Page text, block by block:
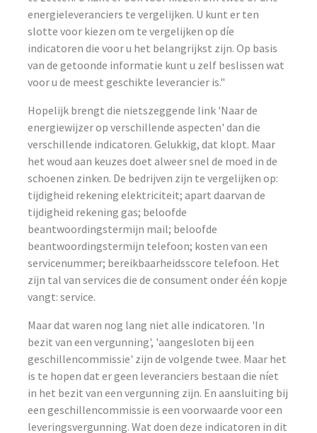
energieleveranciers te vergelijken. U kunt er ten
slotte voor kiezen om te vergelijken op díe
indicatoren die voor u het belangrijkst zijn. Op basis
van de getoonde informatie kunt u zelf beslissen wat
voor u de meest geschikte leverancier is."
Hopelijk brengt die nietszeggende link 'Naar de
energiewijzer op verschillende aspecten' dan die
verschillende indicatoren. Gelukkig, dat klopt. Maar
het woud aan keuzes doet alweer snel de moed in de
schoenen zinken. De bedrijven zijn te vergelijken op:
tijdigheid rekening elektriciteit; apart daarvan de
tijdigheid rekening gas; beloofde
beantwoordingstermijn mail; beloofde
beantwoordingstermijn telefoon; kosten van een
servicenummer; bereikbaarheidsscore telefoon. Het
zijn tal van services die de consument onder één kopje
vangt: service.
Maar dat waren nog lang niet alle indicatoren. 'In
bezit van een vergunning', 'aangesloten bij een
geschillencommissie' zijn de volgende twee. Maar het
is te hopen dat er geen leveranciers bestaan die níet
in het bezit van een vergunning zijn. En aansluiting bij
een geschillencommissie is een voorwaarde voor een
leveringsvergunning. Wat doen deze indicatoren in dit